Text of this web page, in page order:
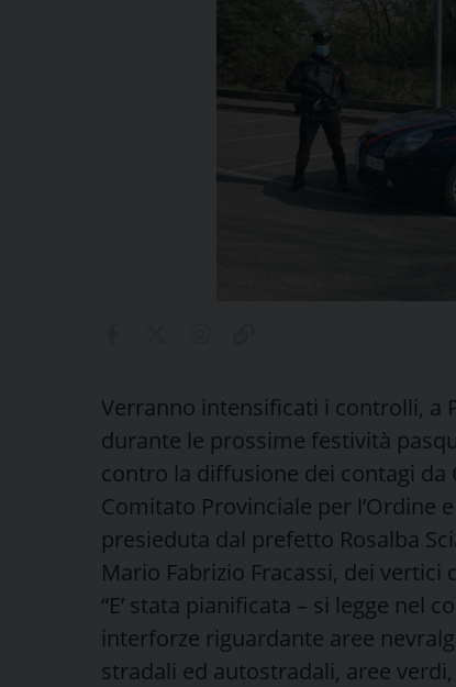
Verranno intensificati i controlli, a
durante le prossime festività
contro la diffusione dei contagi da
Comitato Provinciale per l’Ordine
presieduta dal prefetto Rosalba
Mario Fabrizio Fracassi, dei vertici
“E’ stata pianificata – si legge nel
interforze riguardante aree
stradali ed autostradali, aree